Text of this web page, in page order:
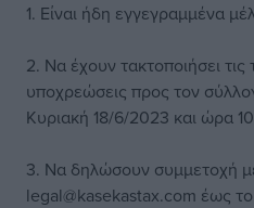
1. Είναι ήδη εγγεγραμμένα
2. Να έχουν τακτοποιήσει τις
υποχρεώσεις προς τον
Κυριακή 18/6/2023 και ώρα
3. Να δηλώσουν συμμετοχή
legal@kasekastax.com έως